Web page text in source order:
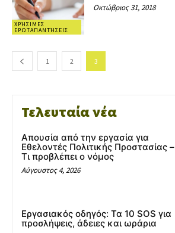
ΧΡΉΣΙΜΕΣ
ΕΡΩΤΑΠΑΝΤΉΣΕΙΣ
Οκτώβριος 31, 2018
1 2 3
Τελευταία νέα
Απουσία από την εργασία για
Εθελοντές Πολιτικής Προστασίας –
Τι προβλέπει ο νόμος
Αύγουστος 4, 2026
Εργασιακός οδηγός: Τα 10 SOS για
προσλήψεις, άδειες και ωράρια